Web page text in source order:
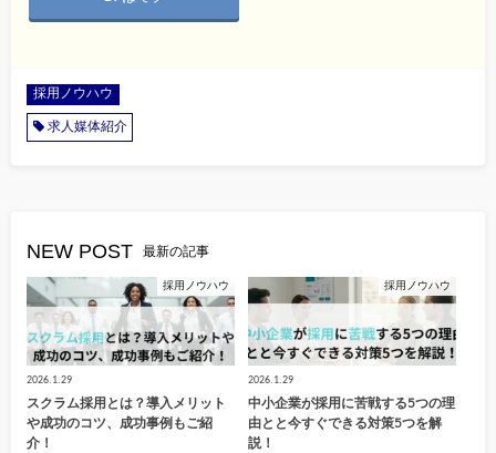
採用ノウハウ
求人媒体紹介
NEW POST 最新の記事
採用ノウハウ
2026.1.29
スクラム採用とは？導入メリット
や成功のコツ、成功事例もご紹
介！
採用ノウハウ
2026.1.29
中小企業が採用に苦戦する5つの理
由とと今すぐできる対策5つを解
説！